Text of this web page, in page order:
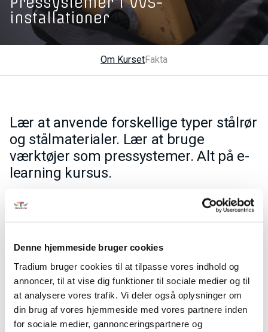
Denne hjemmeside bruger cookies
Tradium bruger cookies til at tilpasse vores indhold og
annoncer, til at vise dig funktioner til sociale medier og til
at analysere vores trafik. Vi deler også oplysninger om
din brug af vores hjemmeside med vores partnere inden
for sociale medier, gannonceringspartnere og
installationer
Om KursetFakta
Lær at anvende forskellige typer stålrør
og stålmaterialer. Lær at bruge
værktøjer som pressystemer. Alt på e-
learning kursus.
Målet er, at du på sikker og forsvarlig vis kan opbygge eller
reparere en installation med disse materialer, hvor du
undgår utætheder og unødvendig nedslidning og korrosion.
På kurset lærer du om:
Spændingsrækkefølge, materialesammensætning og
materialetyper
Delvis udskiftning i eksisterende installationer
Længdeudvidelse, ekspansionsmuligheder og